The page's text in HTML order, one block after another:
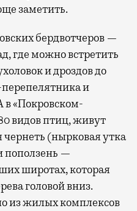
заметить.
бердвотчеров —
где можно встретить
и дроздов до
и
в «Покровском-
видов птиц, живут
чернеть (нырковая утка
поползень —
широтах, которая
головой вниз.
из жилых комплексов